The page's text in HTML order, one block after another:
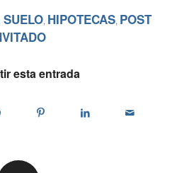
, HIPOTECAS, POST
esta entrada